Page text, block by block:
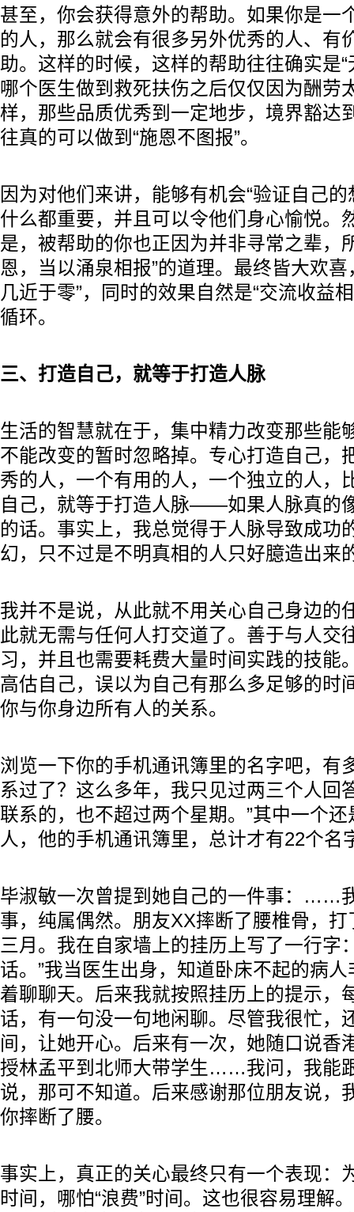
甚至，你会获得意外的帮助。如果你是一
的人，那么就会有很多另外优秀的人、有
助。这样的时候，这样的帮助往往确实是“
哪个医生做到救死扶伤之后仅仅因为酬劳
样，那些品质优秀到一定地步，境界豁达
往真的可以做到“施恩不图报”。
因为对他们来讲，能够有机会“验证自己
什么都重要，并且可以令他们身心愉悦。
是，被帮助的你也正因为并非寻常之辈，
恩，当以涌泉相报”的道理。最终皆大欢喜
几近于零”，同时的效果自然是“交流收益
循环。
三、打造自己，就等于打造人脉
生活的智慧就在于，集中精力改变那些能
不能改变的暂时忽略掉。专心打造自己，
秀的人，一个有用的人，一个独立的人，
自己，就等于打造人脉——如果人脉真的
的话。事实上，我总觉得于人脉导致成功
幻，只不过是不明真相的人只好臆造出来
我并不是说，从此就不用关心自己身边的
此就无需与任何人打交道了。善于与人交
习，并且也需要耗费大量时间实践的技能
高估自己，误以为自己有那么多足够的时
你与你身边所有人的关系。
浏览一下你的手机通讯簿里的名字吧，有
系过了？这么多年，我只见过两三个人回
联系的，也不超过两个星期。”其中一个
人，他的手机通讯簿里，总计才有22个名
毕淑敏一次曾提到她自己的一件事：……
事，纯属偶然。朋友XX摔断了腰椎骨，
三月。我在自家墙上的挂历上写了一行字
话。”我当医生出身，知道卧床不起的病
着聊聊天。后来我就按照挂历上的提示，
话，有一句没一句地闲聊。尽管我很忙，
间，让她开心。后来有一次，她随口说香
授林孟平到北师大带学生……我问，我能
说，那可不知道。后来感谢那位朋友说，
你摔断了腰。
事实上，真正的关心最终只有一个表现：
时间，哪怕“浪费”时间。这也很容易理解